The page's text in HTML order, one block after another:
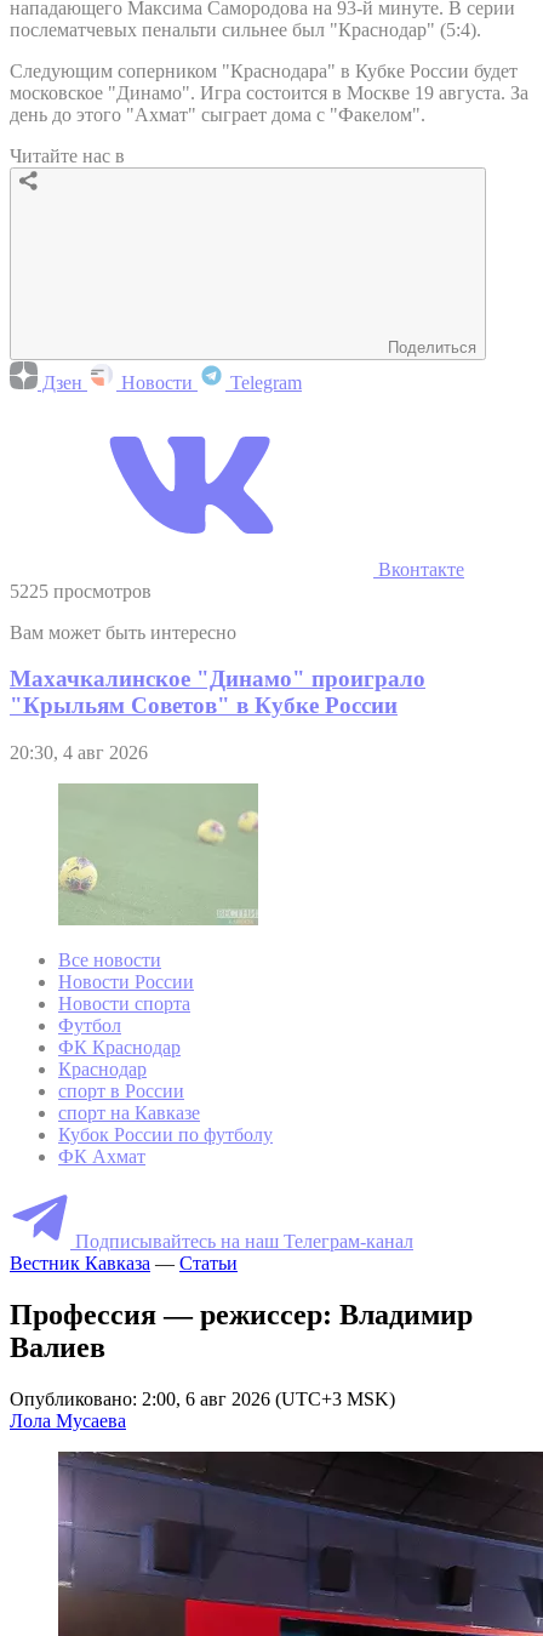
нападающего Максима Самородова на 93-й минуте. В серии
послематчевых пенальти сильнее был "Краснодар" (5:4).
Следующим соперником "Краснодара" в Кубке России будет
московское "Динамо". Игра состоится в Москве 19 августа. За
день до этого "Ахмат" сыграет дома с "Факелом".
Читайте нас в
Поделиться
Дзен Новости Telegram
Вконтакте
5225 просмотров
Вам может быть интересно
Махачкалинское "Динамо" проиграло
"Крыльям Советов" в Кубке России
20:30, 4 авг 2026
Все новости
Новости России
Новости спорта
Футбол
ФК Краснодар
Краснодар
спорт в России
спорт на Кавказе
Кубок России по футболу
ФК Ахмат
Подписывайтесь на наш Телеграм-канал
Вестник Кавказа — Статьи
Профессия — режиссер: Владимир
Валиев
Опубликовано: 2:00, 6 авг 2026 (UTC+3 MSK)
Лола Мусаева